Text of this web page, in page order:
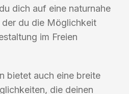
dich auf eine naturnahe
du die Möglichkeit
im Freien
bietet auch eine breite
die deinen